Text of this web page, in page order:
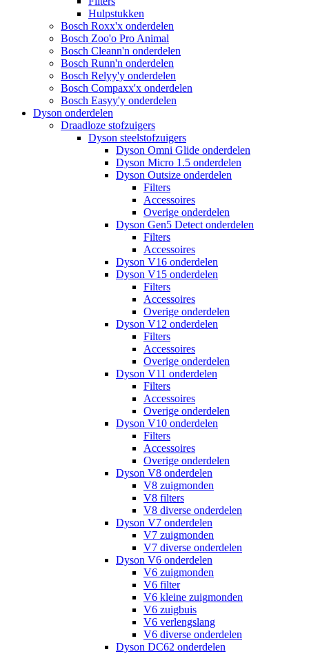
Hulpstukken
Bosch Roxx'x onderdelen
Bosch Zoo'o Pro Animal
Bosch Cleann'n onderdelen
Bosch Runn'n onderdelen
Bosch Relyy'y onderdelen
Bosch Compaxx'x onderdelen
Bosch Easyy'y onderdelen
Dyson onderdelen
Draadloze stofzuigers
Dyson steelstofzuigers
Dyson Omni Glide onderdelen
Dyson Micro 1.5 onderdelen
Dyson Outsize onderdelen
Filters
Accessoires
Overige onderdelen
Dyson Gen5 Detect onderdelen
Filters
Accessoires
Dyson V16 onderdelen
Dyson V15 onderdelen
Filters
Accessoires
Overige onderdelen
Dyson V12 onderdelen
Filters
Accessoires
Overige onderdelen
Dyson V11 onderdelen
Filters
Accessoires
Overige onderdelen
Dyson V10 onderdelen
Filters
Accessoires
Overige onderdelen
Dyson V8 onderdelen
V8 zuigmonden
V8 filters
V8 diverse onderdelen
Dyson V7 onderdelen
V7 zuigmonden
V7 diverse onderdelen
Dyson V6 onderdelen
V6 zuigmonden
V6 filter
V6 kleine zuigmonden
V6 zuigbuis
V6 verlengslang
V6 diverse onderdelen
Dyson DC62 onderdelen